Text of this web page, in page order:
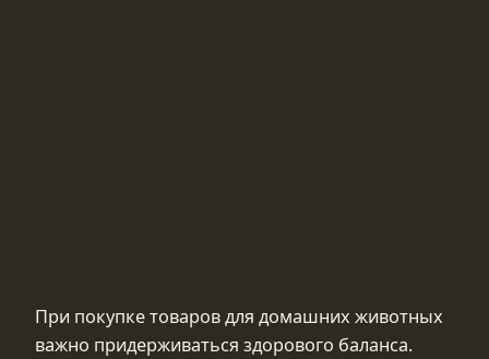
При покупке товаров для домашних животных
важно придерживаться здорового баланса.